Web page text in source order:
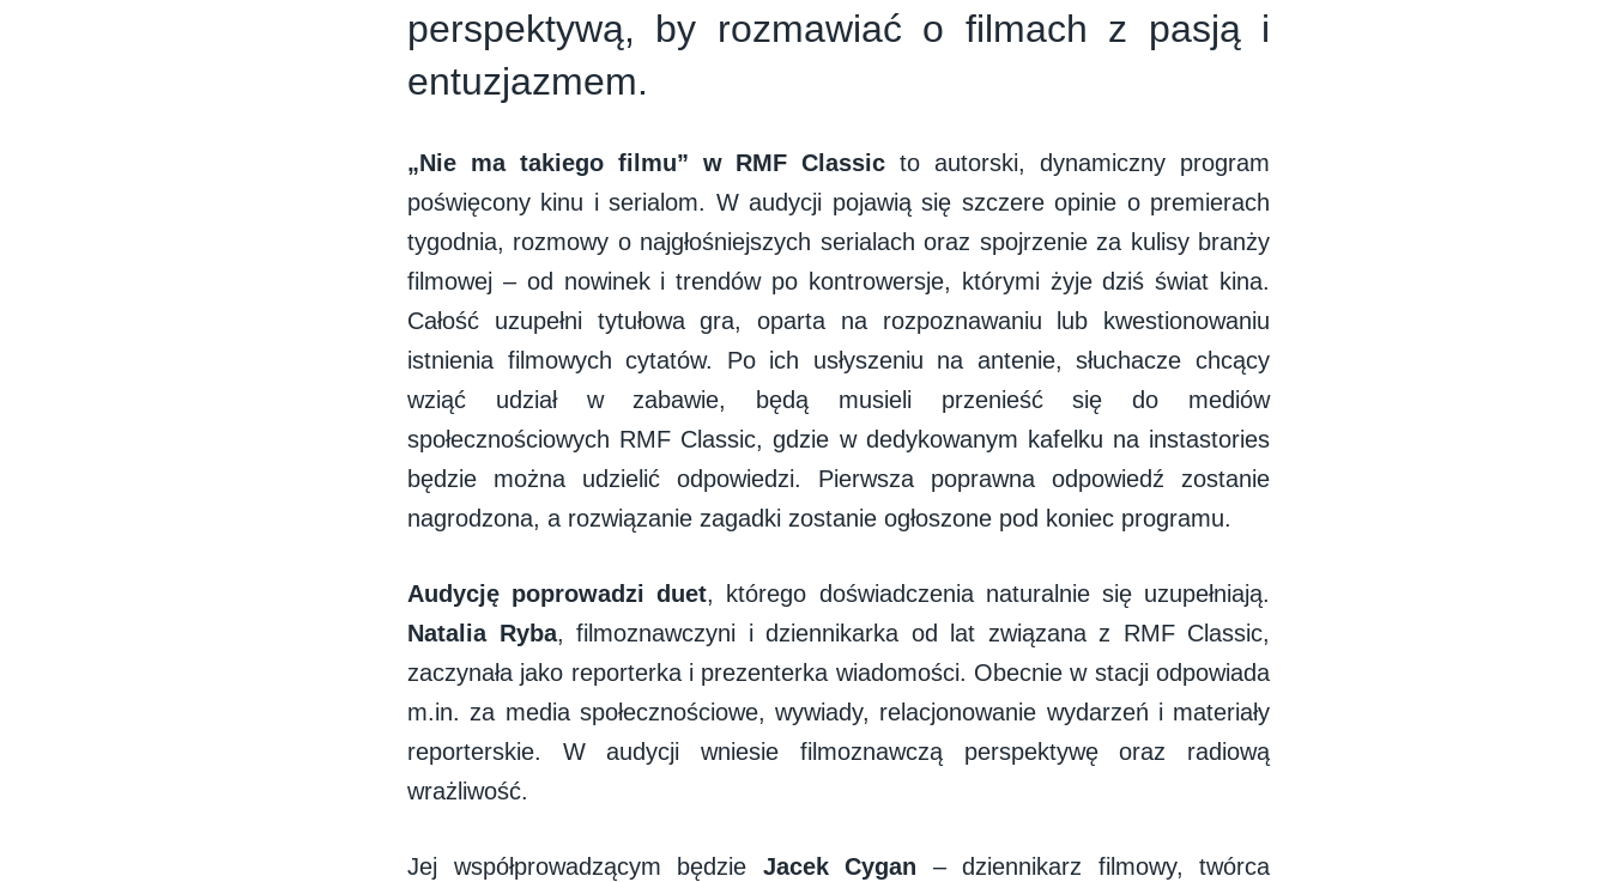
perspektywą, by rozmawiać o filmach z pasją i
entuzjazmem.
„Nie ma takiego filmu” w RMF Classic to autorski, dynamiczny program
poświęcony kinu i serialom. W audycji pojawią się szczere opinie o premierach
tygodnia, rozmowy o najgłośniejszych serialach oraz spojrzenie za kulisy branży
filmowej – od nowinek i trendów po kontrowersje, którymi żyje dziś świat kina.
Całość uzupełni tytułowa gra, oparta na rozpoznawaniu lub kwestionowaniu
istnienia filmowych cytatów. Po ich usłyszeniu na antenie, słuchacze chcący
wziąć udział w zabawie, będą musieli przenieść się do mediów
społecznościowych RMF Classic, gdzie w dedykowanym kafelku na instastories
będzie można udzielić odpowiedzi. Pierwsza poprawna odpowiedź zostanie
nagrodzona, a rozwiązanie zagadki zostanie ogłoszone pod koniec programu.
Audycję poprowadzi duet, którego doświadczenia naturalnie się uzupełniają.
Natalia Ryba, filmoznawczyni i dziennikarka od lat związana z RMF Classic,
zaczynała jako reporterka i prezenterka wiadomości. Obecnie w stacji odpowiada
m.in. za media społecznościowe, wywiady, relacjonowanie wydarzeń i materiały
reporterskie. W audycji wniesie filmoznawczą perspektywę oraz radiową
wrażliwość.
Jej współprowadzącym będzie Jacek Cygan – dziennikarz filmowy, twórca